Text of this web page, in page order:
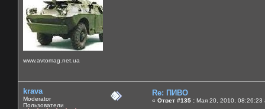
www.avtomag.net.ua
krava
Moderator
Пользователи
Re: ПИВО
« Ответ #135 : Мая 20, 2010, 08:26:23